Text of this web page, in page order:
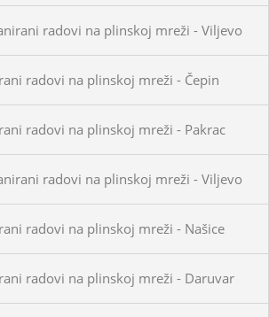
radovi na plinskoj mreži - Viljevo
radovi na plinskoj mreži - Čepin
radovi na plinskoj mreži - Pakrac
radovi na plinskoj mreži - Viljevo
radovi na plinskoj mreži - Našice
radovi na plinskoj mreži - Daruvar